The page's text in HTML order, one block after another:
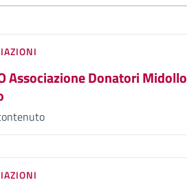
Associazione Donatori Midollo